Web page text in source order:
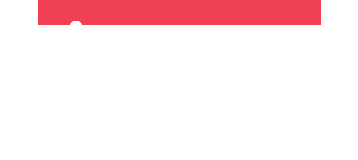
2065, 105e Avenue